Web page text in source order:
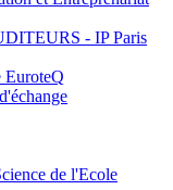
- IP Paris
de l'Ecole